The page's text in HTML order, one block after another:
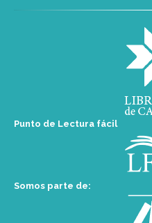
Punto de Lectura fácil
Somos parte de: